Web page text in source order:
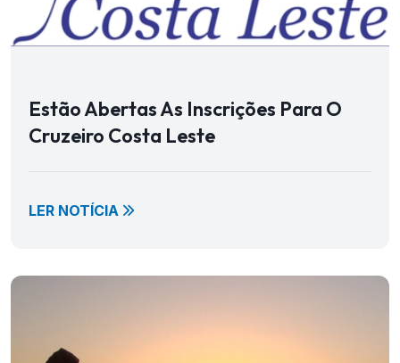
Estão Abertas As Inscrições Para O
Cruzeiro Costa Leste
LER NOTÍCIA